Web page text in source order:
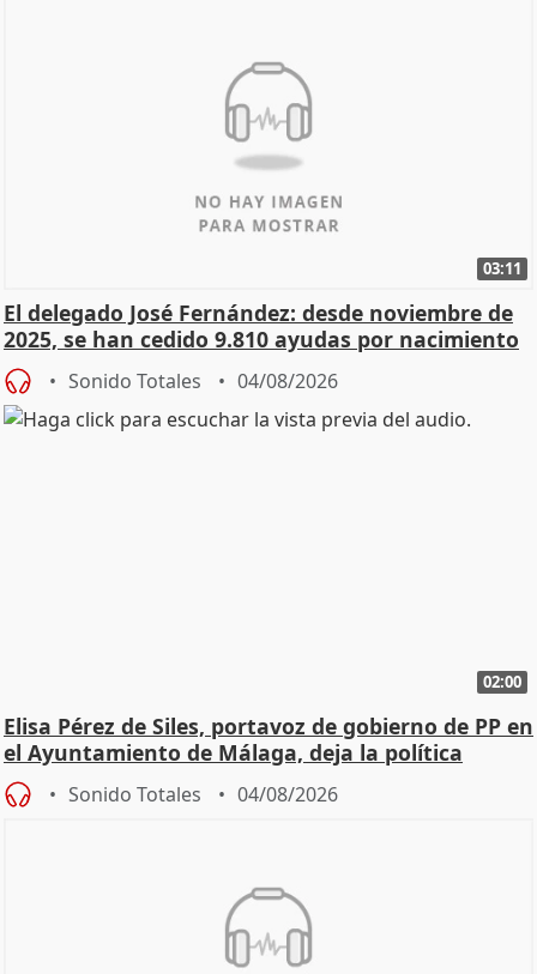
03:11
El delegado José Fernández: desde noviembre de
2025, se han cedido 9.810 ayudas por nacimiento
Sonido Totales 04/08/2026
02:00
Elisa Pérez de Siles, portavoz de gobierno de PP en
el Ayuntamiento de Málaga, deja la política
Sonido Totales 04/08/2026